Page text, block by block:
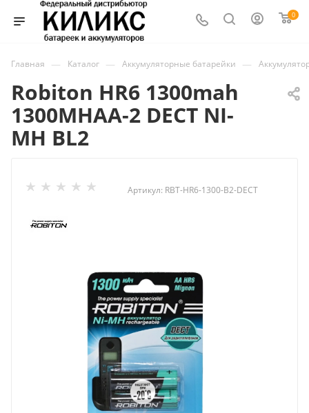
0
Главная — Каталог — Аккумуляторные батарейки —
Robiton HR6 1300mah
1300MHAA-2 DECT NI-
MH BL2
Артикул: RBT-HR6-1300-B2-DECT